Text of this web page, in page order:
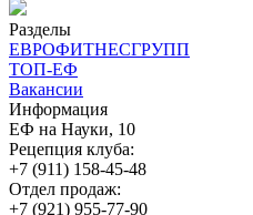
Разделы
ЕВРОФИТНЕСГРУПП
ТОП-ЕФ
Вакансии
Информация
ЕФ на Науки, 10
Рецепция клуба:
+7 (911) 158-45-48
Отдел продаж:
+7 (921) 955-77-90